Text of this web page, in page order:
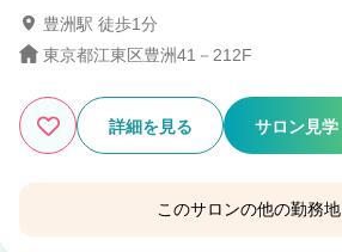
豊洲駅 徒歩1分
東京都江東区豊洲41－212F
詳細を見る サロン見学
このサロンの他の勤務地